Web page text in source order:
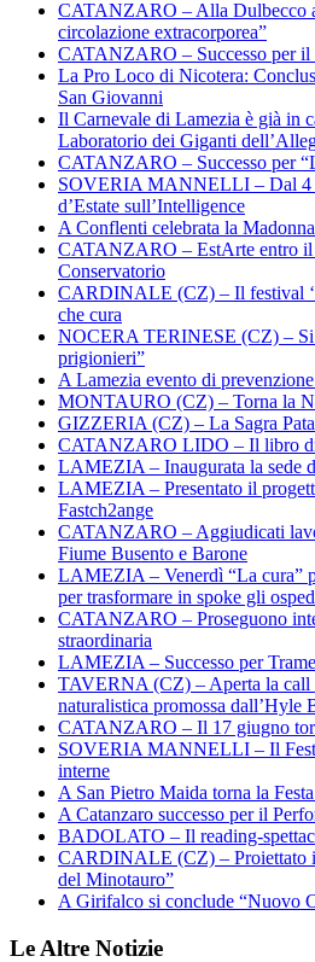
CATANZARO – Alla Dulbecco
circolazione extracorporea”
CATANZARO – Successo per il
La Pro Loco di Nicotera:
San Giovanni
Il Carnevale di Lamezia è già in
Laboratorio dei Giganti
CATANZARO – Successo per
SOVERIA MANNELLI – Dal 4
d’Estate sull’Intelligence
A Conflenti celebrata la
CATANZARO – EstArte entro il
Conservatorio
CARDINALE (CZ) – Il festival
che cura
NOCERA TERINESE (CZ) – Si
prigionieri”
A Lamezia evento di
MONTAURO (CZ) – Torna la
GIZZERIA (CZ) – La Sagra
CATANZARO LIDO – Il libro
LAMEZIA – Inaugurata la sede
LAMEZIA – Presentato il
Fastch2ange
CATANZARO – Aggiudicati
Fiume Busento e Barone
LAMEZIA – Venerdì “La cura”
per trasformare in spoke gli
CATANZARO – Proseguono
straordinaria
LAMEZIA – Successo per
TAVERNA (CZ) – Aperta la call
naturalistica promossa dall’Hyle
CATANZARO – Il 17 giugno
SOVERIA MANNELLI – Il
interne
A San Pietro Maida torna la
A Catanzaro successo per il
BADOLATO – Il reading-
CARDINALE (CZ) – Proiettato
del Minotauro”
A Girifalco si conclude “Nuovo
Le Altre Notizie